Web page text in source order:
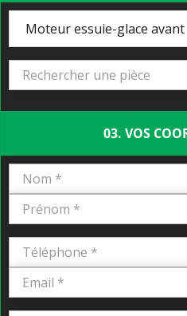
Moteur essuie-glace avant
03. VOS